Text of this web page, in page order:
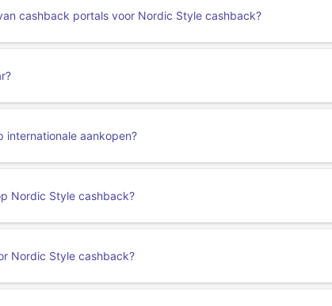
cashback portals voor Nordic Style cashback?
internationale aankopen?
Nordic Style cashback?
Nordic Style cashback?